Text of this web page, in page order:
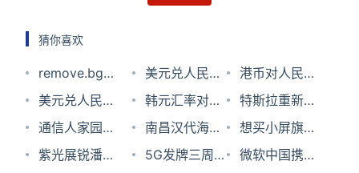
猜你喜欢
remove.bg免
费在线抠图工
具，快速AI自
动抠图
美元兑人民币
汇率2024年5
月6日
港币对人民币
汇率2023年
12月12日
美元兑人民币
汇率2023年8
月15日
韩元汇率对人
民币2023年5
月14日
特斯拉重新启
用，毫米波雷
达再添新“爆
通信人家园年
终盘点：
南昌汉代海昏
侯国遗址博物
想买小屏旗舰
的人为什么最
紫光展锐潘振
5G发牌三周
微软中国携手